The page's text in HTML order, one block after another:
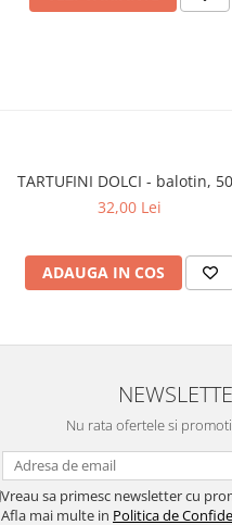
TARTUFINI DOLCI - balotin,
32,00 Lei
ADAUGA IN COS
Nu rata ofertele si
Vreau sa primesc newsletter cu
Afla mai multe in Politica de